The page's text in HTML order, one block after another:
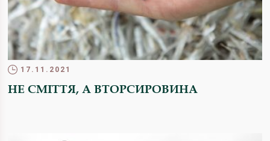
17.11.2021
НЕ СМІТТЯ, А ВТОРСИРОВИНА